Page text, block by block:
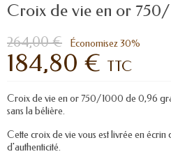
Croix de vie en or
264,00 € Économisez 30%
184,80 € TTC
Croix de vie en or 750/1000 de 0,96
sans la bélière.
Cette croix de vie vous est livrée en écrin
d'authenticité.